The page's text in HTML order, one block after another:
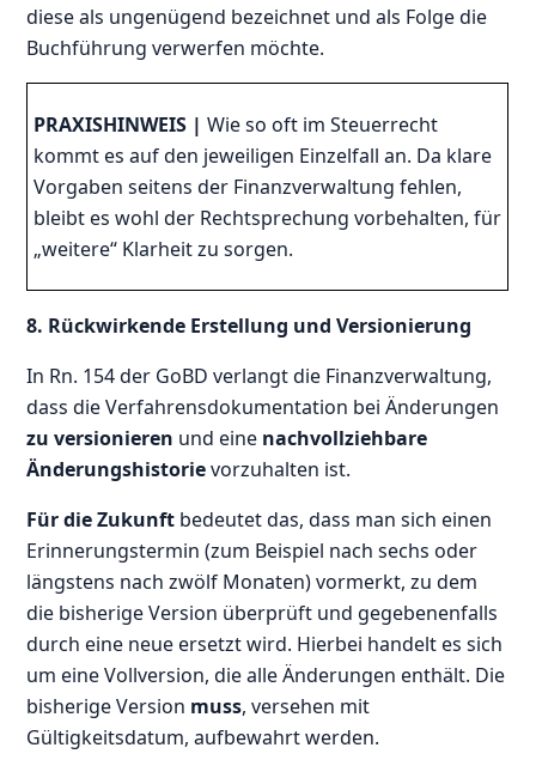
diese als ungenügend bezeichnet und als Folge die
Buchführung verwerfen möchte.
PRAXISHINWEIS | Wie so oft im Steuerrecht
kommt es auf den jeweiligen Einzelfall an. Da klare
Vorgaben seitens der Finanzverwaltung fehlen,
bleibt es wohl der Rechtsprechung vorbehalten, für
„weitere“ Klarheit zu sorgen.
8. Rückwirkende Erstellung und Versionierung
In Rn. 154 der GoBD verlangt die Finanzverwaltung,
dass die Verfahrensdokumentation bei Änderungen
zu versionieren und eine nachvollziehbare
Änderungshistorievorzuhalten ist.
Für die Zukunft bedeutet das, dass man sich einen
Erinnerungstermin (zum Beispiel nach sechs oder
längstens nach zwölf Monaten) vormerkt, zu dem
die bisherige Version überprüft und gegebenenfalls
durch eine neue ersetzt wird. Hierbei handelt es sich
um eine Vollversion, die alle Änderungen enthält. Die
bisherige Version muss, versehen mit
Gültigkeitsdatum, aufbewahrt werden.